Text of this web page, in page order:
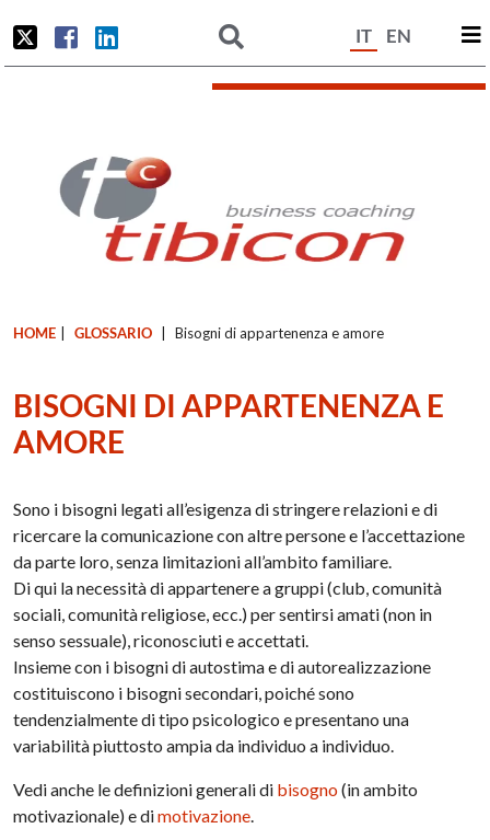
IT EN
HOME GLOSSARIO Bisogni di appartenenza e amore
BISOGNI DI APPARTENENZA E
AMORE
Sono i bisogni legati all’esigenza di strin­gere relazioni e di
ricercare la comunicazione con altre persone e l’ac­cettazione
da parte loro, senza limitazioni all’ambito familiare.
Di qui la necessità di appartenere a gruppi (club, comunità
sociali, comunità religiose, ecc.) per sentirsi amati (non in
senso sessuale), riconosciuti e accettati.
Insieme con i bisogni di autostima e di autorealizzazione
costituiscono i bisogni secondari, poiché sono
tendenzialmente di tipo psicologico e presentano una
variabilità piuttosto ampia da individuo a individuo.
Vedi anche le definizioni generali di bisogno(in ambito
motivazionale) e dimotivazione.